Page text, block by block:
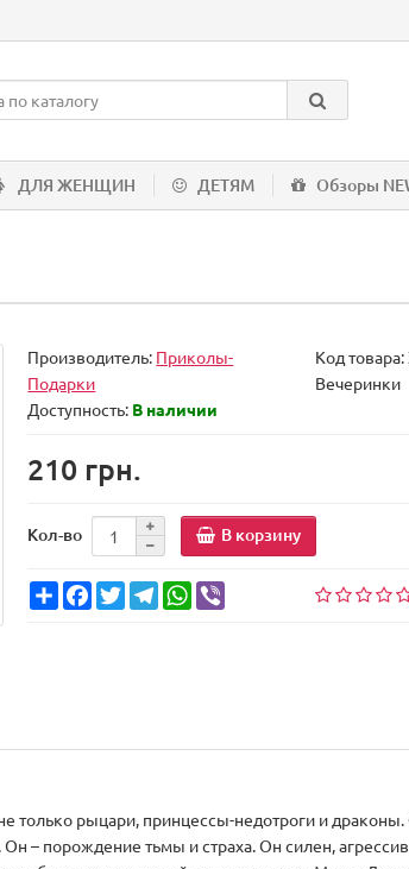
ДЛЯ ЖЕНЩИН ДЕТЯМ Обзоры
Производитель: Приколы-
Подарки
Код товара:
Вечеринки
Доступность: В наличии
210 грн.
Кол-во В корзину
ShareFacebook
TwitterTelegramWhatsApp
только рыцари, принцессы-недотроги и
– порождение тьмы и страха. Он силен,